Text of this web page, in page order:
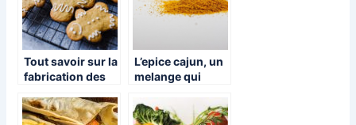
Tout savoir sur la
fabrication des
L’epice cajun, un
melange qui
saveur a vos
plats